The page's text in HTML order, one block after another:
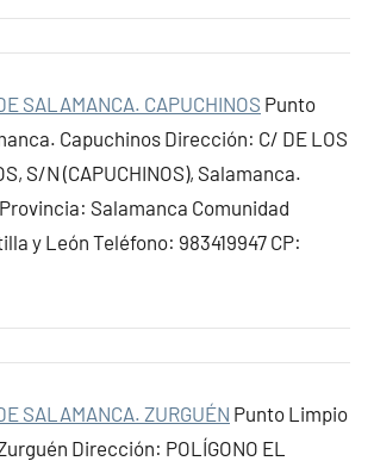
SALAMANCA. CAPUCHINOS Punto
Capuchinos Dirección: C/ DE LOS
S/N (CAPUCHINOS), Salamanca.
Salamanca Comunidad
y León Teléfono: 983419947 CP:
SALAMANCA. ZURGUÉN Punto Limpio
Dirección: POLÍGONO EL